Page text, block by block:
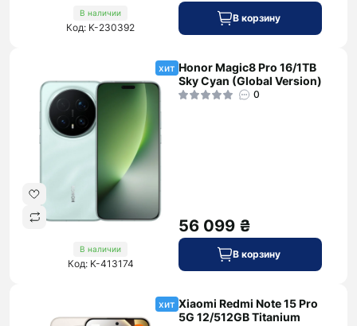
В наличии
Код: K-230392
В корзину
хит
В наличии
Код: K-413174
Honor Magic8 Pro 16/1TB
Sky Cyan (Global Version)
0
56 099 ₴
В корзину
хит Xiaomi Redmi Note 15 Pro
5G 12/512GB Titanium